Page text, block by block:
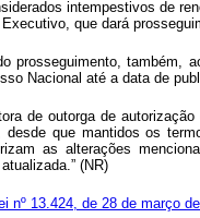
intempestivos de
que dará
prosseguimento, também,
Nacional até a data de
de outorga de
desde que mantidos os
as alterações
(NR)
nº 13.424, de 28 de março